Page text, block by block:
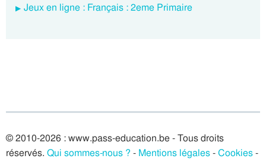
Jeux en ligne : Français : 2eme Primaire
© 2010-2026 : www.pass-education.be - Tous droits
réservés. Qui sommes-nous ? - Mentions légales-Cookies-